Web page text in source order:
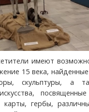
имеют
15 века,
скульптуры, а
карты, гербы,